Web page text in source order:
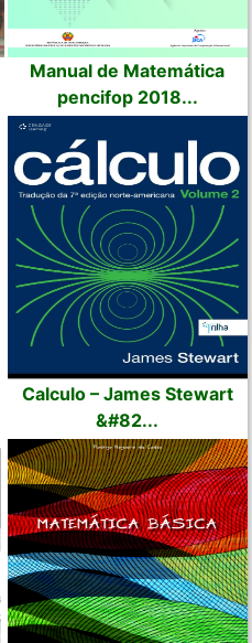
Manual de Matemática
pencifop 2018...
Calculo – James Stewart
&#82...